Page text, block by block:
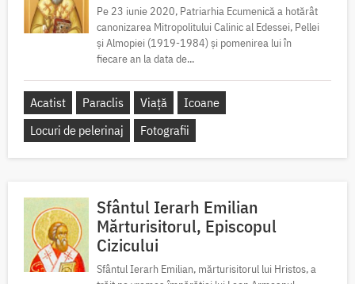
Pe 23 iunie 2020, Patriarhia Ecumenică a hotărât
canonizarea Mitropolitului Calinic al Edessei, Pellei
și Almopiei (1919-1984) și pomenirea lui în
fiecare an la data de...
Acatist Paraclis Viață
Icoane
Locuri de pelerinaj
Fotografii
Sfântul Ierarh Emilian
Mărturisitorul, Episcopul
Cizicului
Sfântul Ierarh Emilian, mărturisitorul lui Hristos, a